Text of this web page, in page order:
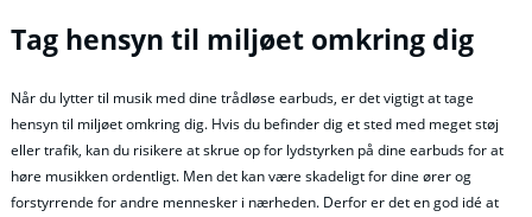
Tag hensyn til miljøet omkring dig
Når du lytter til musik med dine trådløse earbuds, er det vigtigt at tage
hensyn til miljøet omkring dig. Hvis du befinder dig et sted med meget støj
eller trafik, kan du risikere at skrue op for lydstyrken på dine earbuds for at
høre musikken ordentligt. Men det kan være skadeligt for dine ører og
forstyrrende for andre mennesker i nærheden. Derfor er det en god idé at